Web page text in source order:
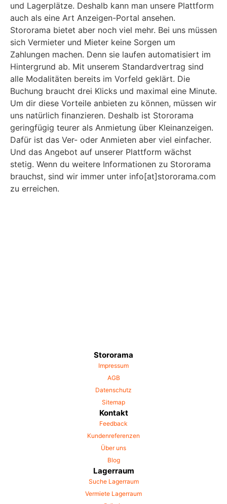
und Lagerplätze. Deshalb kann man unsere Plattform
auch als eine Art Anzeigen-Portal ansehen.
Stororama bietet aber noch viel mehr. Bei uns müssen
sich Vermieter und Mieter keine Sorgen um
Zahlungen machen. Denn sie laufen automatisiert im
Hintergrund ab. Mit unserem Standardvertrag sind
alle Modalitäten bereits im Vorfeld geklärt. Die
Buchung braucht drei Klicks und maximal eine Minute.
Um dir diese Vorteile anbieten zu können, müssen wir
uns natürlich finanzieren. Deshalb ist Stororama
geringfügig teurer als Anmietung über Kleinanzeigen.
Dafür ist das Ver- oder Anmieten aber viel einfacher.
Und das Angebot auf unserer Plattform wächst
stetig. Wenn du weitere Informationen zu Stororama
brauchst, sind wir immer unter info[at]stororama.com
zu erreichen.
Stororama
Impressum
AGB
Datenschutz
Sitemap
Kontakt
Feedback
Kundenreferenzen
Über uns
Blog
Lagerraum
Suche Lagerraum
Vermiete Lagerraum